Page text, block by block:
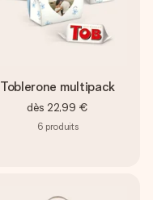
Toblerone multipack
dès 22,99 €
6 produits